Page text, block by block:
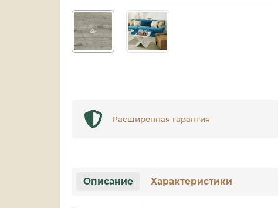
Расширенная гарантия
Описание Характеристики